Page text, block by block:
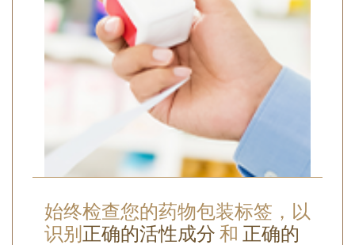
始终检查您的药物包装标签，以
识别 正确的活性成分 和 正确的